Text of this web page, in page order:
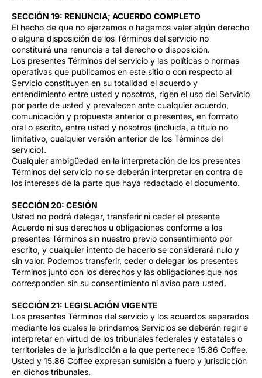
SECCIÓN 19: RENUNCIA; ACUERDO COMPLETO
El hecho de que no ejerzamos o hagamos valer algún derecho
o alguna disposición de los Términos del servicio no
constituirá una renuncia a tal derecho o disposición.
Los presentes Términos del servicio y las políticas o normas
operativas que publicamos en este sitio o con respecto al
Servicio constituyen en su totalidad el acuerdo y
entendimiento entre usted y nosotros, rigen el uso del Servicio
por parte de usted y prevalecen ante cualquier acuerdo,
comunicación y propuesta anterior o presentes, en formato
oral o escrito, entre usted y nosotros (incluida, a título no
limitativo, cualquier versión anterior de los Términos del
servicio).
Cualquier ambigüedad en la interpretación de los presentes
Términos del servicio no se deberán interpretar en contra de
los intereses de la parte que haya redactado el documento.
SECCIÓN 20: CESIÓN
Usted no podrá delegar, transferir ni ceder el presente
Acuerdo ni sus derechos u obligaciones conforme a los
presentes Términos sin nuestro previo consentimiento por
escrito, y cualquier intento de hacerlo se considerará nulo y
sin valor. Podemos transferir, ceder o delegar los presentes
Términos junto con los derechos y las obligaciones que nos
corresponden sin su consentimiento ni aviso para usted.
SECCIÓN 21: LEGISLACIÓN VIGENTE
Los presentes Términos del servicio y los acuerdos separados
mediante los cuales le brindamos Servicios se deberán regir e
interpretar en virtud de los tribunales federales y estatales o
territoriales de la jurisdicción a la que pertenece 15.86 Coffee.
Usted y 15.86 Coffee expresan sumisión a fuero y jurisdicción
en dichos tribunales.